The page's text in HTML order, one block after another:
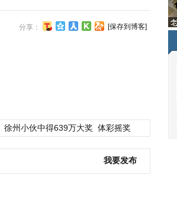
分享： [保存到博客]
徐州小伙中得639万大奖 体彩摇奖
我要发布